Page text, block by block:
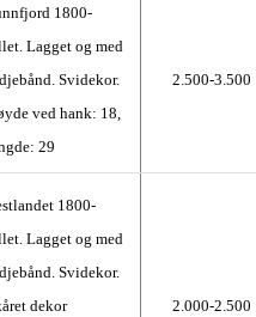
1800-
Lagget og med
Svidekor.
ved hank: 18,
29
2.500-3.500
1800-
Lagget og med
Svidekor.
dekor
2.000-2.500